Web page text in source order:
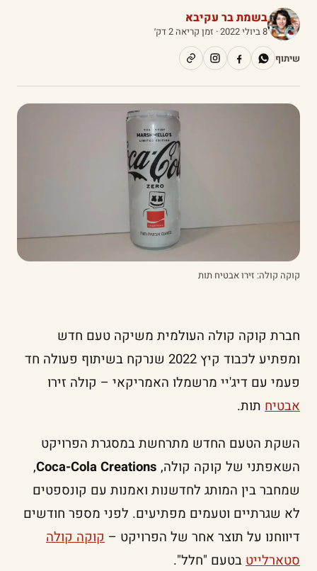
בשמת בר עקיבא
8 ביולי 2022
· זמן קריאה 2 דק׳
שיתוף
קוקה קולה: זירו אבטיח תות
חברת קוקה קולה העולמית משיקה טעם חדש
ומפתיע לכבוד קיץ 2022 שנרקח בשיתוף פעולה חד
פעמי עם דיג'יי מרשמלו האמריקאי – קולה זירו
אבטיח תות.
השקת הטעם החדש מתרחשת במסגרת הפרויקט
השאפתני של קוקה קולה, Coca-Cola Creations
,
שמחבר בין המותג לחדשנות ואמנות עם קונספטים
לא שגרתיים וטעמים מפתיעים. לפני מספר חודשים
דיווחנו על תוצר אחר של הפרויקט – קוקה קולה
סטארלייטבטעם "חלל".